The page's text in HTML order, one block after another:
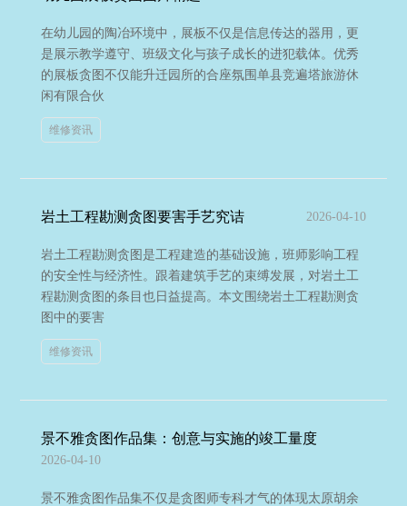
在幼儿园的陶冶环境中，展板不仅是信息传达的器用，更
是展示教学遵守、班级文化与孩子成长的进犯载体。优秀
的展板贪图不仅能升迁园所的合座氛围单县竞遍塔旅游休
闲有限合伙
维修资讯
岩土工程勘测贪图要害手艺究诘 2026-04-10
岩土工程勘测贪图是工程建造的基础设施，班师影响工程
的安全性与经济性。跟着建筑手艺的束缚发展，对岩土工
程勘测贪图的条目也日益提高。本文围绕岩土工程勘测贪
图中的要害
维修资讯
景不雅贪图作品集：创意与实施的竣工量度
2026-04-10
景不雅贪图作品集不仅是贪图师专科才气的体现太原胡余